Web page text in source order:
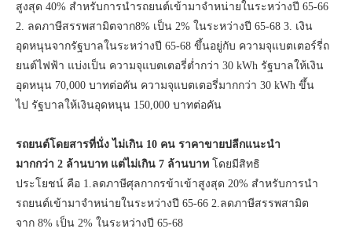
สูงสุด 40% สำหรับการนำรถยนต์เข้ามาจำหน่ายในระหว่างปี 65-66
2. ลดภาษีสรรพสามิตจาก8% เป็น 2% ในระหว่างปี 65-68 3. เงิน
อุดหนุนจากรัฐบาลในระหว่างปี 65-68 ขึ้นอยู่กับ ความจุแบตเตอร์รี่ถ
ยนต์ไฟฟ้า แบ่งเป็น ความจุแบตเตอรี่ต่ำกว่า 30 kWh รัฐบาลให้เงิน
อุดหนุน 70,000 บาทต่อคัน ความจุแบตเตอรี่มากกว่า 30 kWh ขึ้น
ไป รัฐบาลให้เงินอุดหนุน 150,000 บาทต่อคัน
รถยนต์โดยสารที่นั่ง ไม่เกิน 10 คน ราคาขายปลีกแนะนำ
มากกว่า 2 ล้านบาท แต่ไม่เกิน 7 ล้านบาท โดยมีสิทธิ
ประโยชน์ คือ 1.ลดภาษีศุลกากรข้าเข้าสูงสุด 20% สำหรับการนำ
รถยนต์เข้ามาจำหน่ายในระหว่างปี 65-66 2.ลดภาษีสรรพสามิต
จาก 8% เป็น 2% ในระหว่างปี 65-68